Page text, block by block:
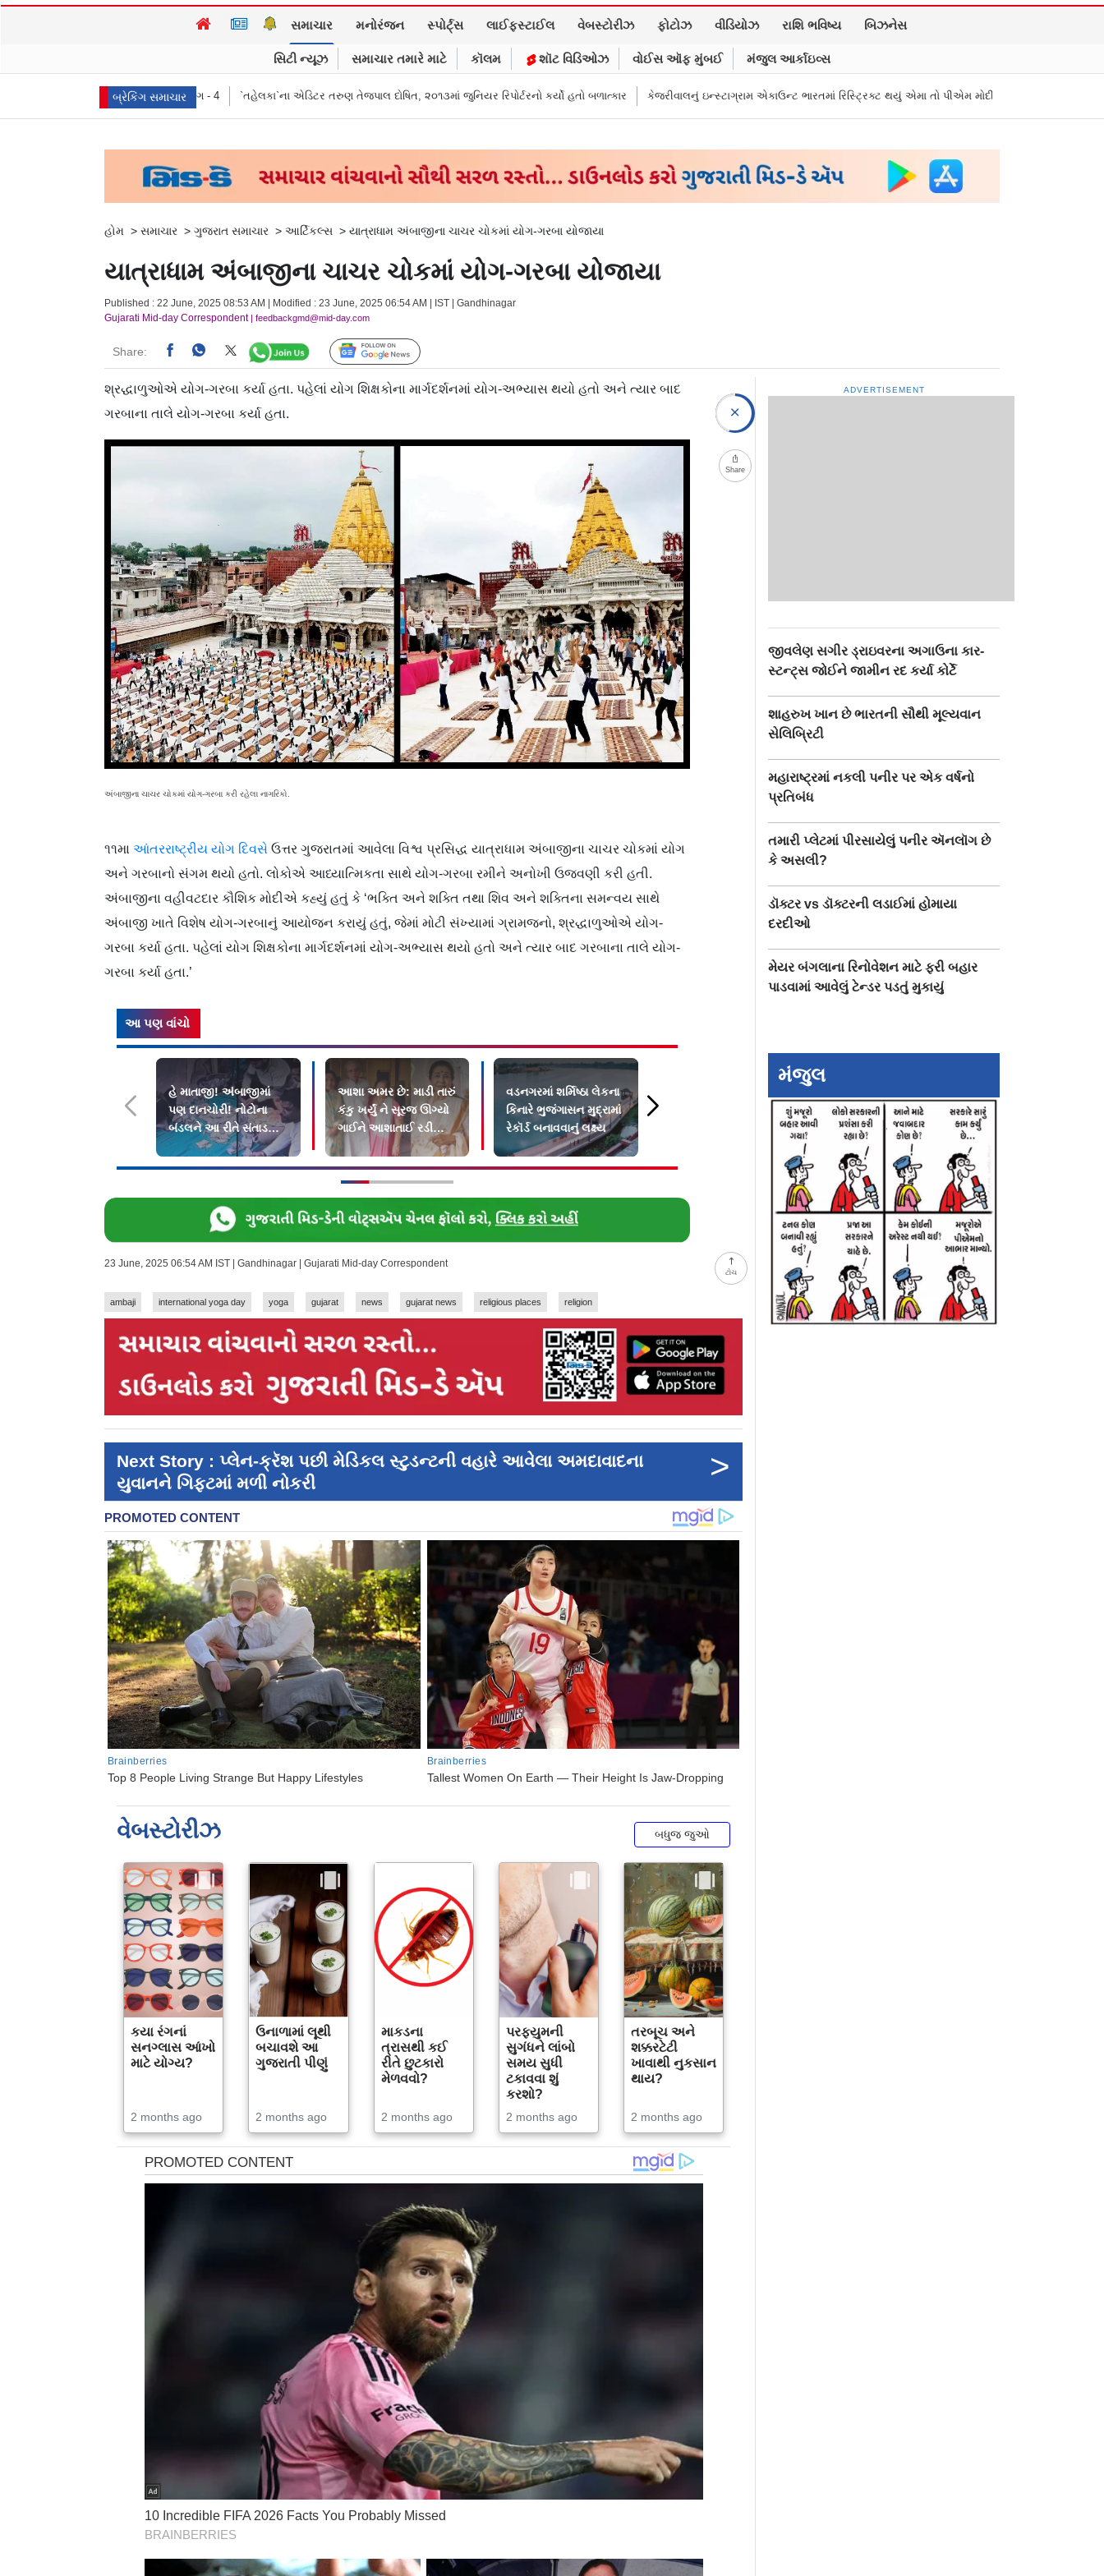
સમાચાર મનોરંજન સ્પોર્ટ્સ લાઈફસ્ટાઈલ વેબસ્ટોરીઝ ફોટોઝ વીડિયોઝ રાશિ ભવિષ્ય બિઝનેસ
સિટી ન્યૂઝ સમાચાર તમારે માટે કૉલમ શૉટ વિડિઓઝ વોઈસ ઑફ મુંબઈ મંજુલ આર્કાઇવ્સ
બ્રેકિંગ સમાચાર
પ્રભાવ, અને લક્ષણો ભાગ - 4 `તહેલકા`ના એડિટર તરુણ તેજપાલ દોષિત, ૨૦૧૩માં જુનિયર રિપોર્ટરનો કર્યો હતો બળાત્કાર કેજરીવાલનું ઇન્સ્ટાગ્રામ એકાઉન્ટ ભારતમાં રિસ્ટ્રિક્ટ થયું એમા તો પીએમ મોદીને સંભળાવ્યું Zepto, BookMyShow,
હોમ > સમાચાર > ગુજરાત સમાચાર > આર્ટિકલ્સ > યાત્રાધામ અંબાજીના ચાચર ચોકમાં યોગ-ગરબા યોજાયા
યાત્રાધામ અંબાજીના ચાચર ચોકમાં યોગ-ગરબા યોજાયા
Published : 22 June, 2025 08:53 AM | Modified : 23 June, 2025 06:54 AM | IST | Gandhinagar
Gujarati Mid-day Correspondent| feedbackgmd@mid-day.com
Share: Follow Us
ટોચ
શ્રદ્ધાળુઓએ યોગ-ગરબા કર્યા હતા. પહેલાં યોગ શિક્ષકોના માર્ગદર્શનમાં યોગ-અભ્યાસ થયો હતો અને ત્યાર બાદ
ગરબાના તાલે યોગ-ગરબા કર્યા હતા.
અંબાજીના ચાચર ચોકમાં યોગ-ગરબા કરી રહેલા નાગરિકો.
૧૧મા આંતરરાષ્ટ્રીય યોગ દિવસે ઉત્તર ગુજરાતમાં આવેલા વિશ્વ પ્રસિદ્ધ યાત્રાધામ અંબાજીના ચાચર ચોકમાં યોગ
અને ગરબાનો સંગમ થયો હતો. લોકોએ આધ્યાત્મિકતા સાથે યોગ-ગરબા રમીને અનોખી ઉજવણી કરી હતી.
અંબાજીના વહીવટદાર કૌશિક મોદીએ કહ્યું હતું કે ‘ભક્તિ અને શક્તિ તથા શિવ અને શક્તિના સમન્વય સાથે
અંબાજી ખાતે વિશેષ યોગ-ગરબાનું આયોજન કરાયું હતું, જેમાં મોટી સંખ્યામાં ગ્રામજનો, શ્રદ્ધાળુઓએ યોગ-
ગરબા કર્યા હતા. પહેલાં યોગ શિક્ષકોના માર્ગદર્શનમાં યોગ-અભ્યાસ થયો હતો અને ત્યાર બાદ ગરબાના તાલે યોગ-
ગરબા કર્યા હતા.’
આ પણ વાંચો
હે માતાજી! અંબાજીમાં
પણ દાનચોરી! નોટોના
બંડલને આ રીતે સંતાડતો
હતો કર્મચારી
આશા અમર છે: માડી તારું
કંકુ ખર્યું ને સૂરજ ઊગ્યો
ગાઈને આશાતાઈ રડી
પડેલાં
વડનગરમાં શર્મિષ્ઠા લેકના
કિનારે ભુજંગાસન મુદ્રામાં
રેકૉર્ડ બનાવવાનું લક્ષ્ય
મંત્રો બોલી રેકૉર્ડબુકમાં
સ્થાન મેળવ્યું વડોદરાની
બાળકી
Share
23 June, 2025 06:54 AM IST | Gandhinagar | Gujarati Mid-day Correspondent
ambaji international yoga day yoga gujarat news gujarat news religious places religion
Next Story : પ્લેન-ક્રૅશ પછી મેડિકલ સ્ટુડન્ટની વહારે આવેલા અમદાવાદના
યુવાનને ગિફ્ટમાં મળી નોકરી
>
વેબસ્ટોરીઝ બધુજ જુઓ
કયા રંગનાં
સનગ્લાસ આંખો
માટે યોગ્ય?
2 months ago
ઉનાળામાં લૂથી
બચાવશે આ
ગુજરાતી પીણું
2 months ago
માકડના
ત્રાસથી કઈ
રીતે છુટકારો
મેળવવો?
2 months ago
પરફ્યુમની
સુગંધને લાંબો
સમય સુધી
ટકાવવા શું
કરશો?
2 months ago
તરબૂચ અને
શક્કરટેટી
ખાવાથી નુકસાન
થાય?
2 months ago
ADVERTISEMENT
જીવલેણ સગીર ડ્રાઇવરના અગાઉના કાર-
સ્ટન્ટ‍્સ જોઈને જામીન રદ કર્યા કોર્ટે
શાહરુખ ખાન છે ભારતની સૌથી મૂલ્યવાન
સેલિબ્રિટી
મહારાષ્ટ્રમાં નકલી પનીર પર એક વર્ષનો
પ્રતિબંધ
તમારી પ્લેટમાં પીરસાયેલું પનીર ઍનલૉગ છે
કે અસલી?
ડૉક્ટર vs ડૉક્ટરની લડાઈમાં હોમાયા
દરદીઓ
મેયર બંગલાના રિનોવેશન માટે ફરી બહાર
પાડવામાં આવેલું ટેન્ડર પડતું મુકાયું
મંજુલ